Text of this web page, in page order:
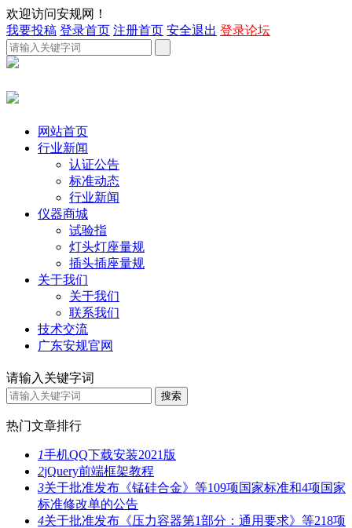
欢迎访问安规网！
我要投稿 登录首页 注册首页 安全退出 登录论坛
网站首页
行业新闻
认证公告
标准动态
行业新闻
仪器商城
试验指
灯头灯座量规
插头插座量规
关于我们
关于我们
联系我们
技术交流
广东安规官网
请输入关键字词
热门文章排行
1手机QQ下载安装2021版
2jQuery前端框架教程
3关于批准发布《锰硅合金》等109项国家标准和4项国家
标准修改单的公告
4关于批准发布《压力容器第1部分：通用要求》等218项